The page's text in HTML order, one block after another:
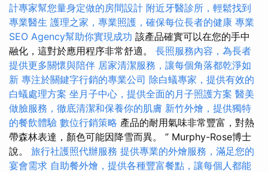
計專家幫您量身定做的房間設計 附近牙醫診所，輕鬆找到
專業醫生 護理之家，專業照護，確保每位長者的健康 專業
SEO Agency幫助你實現成功 該產品確實可以在您的手中
融化，這對於應用程序非常舒適。 長照服務內容，為長者
提供更多關懷與陪伴 居家清潔服務，讓每個角落都乾淨如
新 專注於關鍵字行銷的專業公司 除白蟻專家，提供有效的
白蟻處理方案 坐月子中心，提供全面的月子照護方案 醫美
做臉服務，徹底清潔和保養你的肌膚 新竹外燴，提供獨特
的餐飲體驗 數位行銷策略 產品的耐用氣味非常豐富，對熱
帶森林表達，顏色可能因降雪而異。 ” Murphy-Rose博士
說。 旅行社護照代辦服務 提供專業的外燴服務，滿足您的
宴會需求 自助餐外燴，提供各種豐富餐點，讓每個人都能